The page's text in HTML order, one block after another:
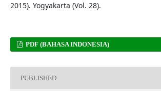
2015). Yogyakarta (Vol. 28).
PDF (BAHASA INDONESIA)
PUBLISHED